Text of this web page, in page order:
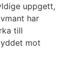
uppgett,
har
till
mot